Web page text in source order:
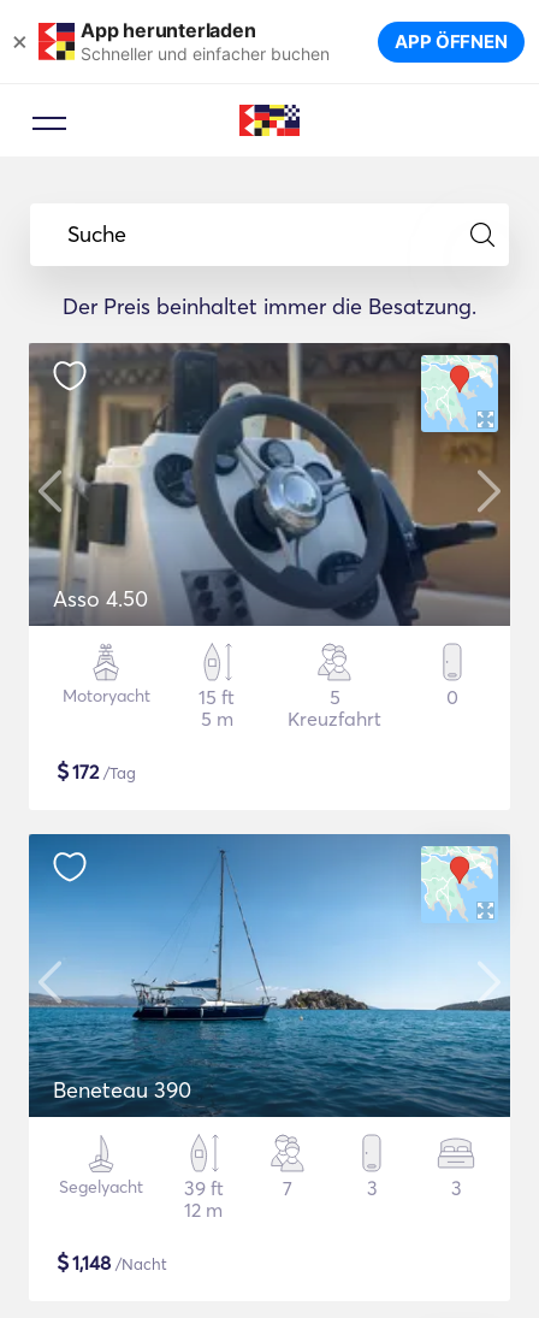
× App herunterladen
Schneller und einfacher buchen APP ÖFFNEN
Suche
Der Preis beinhaltet immer die Besatzung.
Asso 4.50
Motoryacht
15 ft
5 m
5
Kreuzfahrt
0
$172/Tag
Beneteau 390
Segelyacht
39 ft
12 m
7 3 3
$1,148 /Nacht
Lassen Sie sich von einem
Reiseexperten die idealen Yachten
für Ihre Reise vorschlagen.